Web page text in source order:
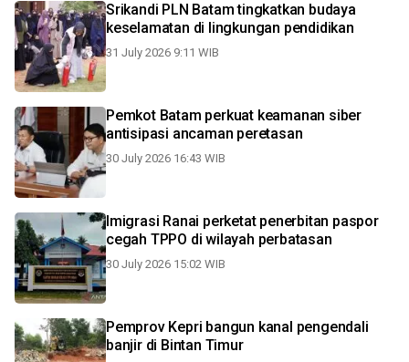
Srikandi PLN Batam tingkatkan budaya
keselamatan di lingkungan pendidikan
31 July 2026 9:11 WIB
Pemkot Batam perkuat keamanan siber
antisipasi ancaman peretasan
30 July 2026 16:43 WIB
Imigrasi Ranai perketat penerbitan paspor
cegah TPPO di wilayah perbatasan
30 July 2026 15:02 WIB
Pemprov Kepri bangun kanal pengendali
banjir di Bintan Timur